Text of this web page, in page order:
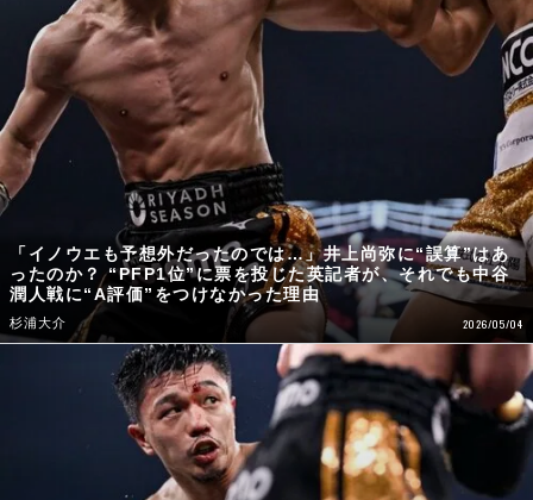
「イノウエも予想外だったのでは…」井上尚弥に“誤算”はあ
ったのか？ “PFP1位”に票を投じた英記者が、それでも中谷
潤人戦に“A評価”をつけなかった理由
杉浦大介 2026/05/04